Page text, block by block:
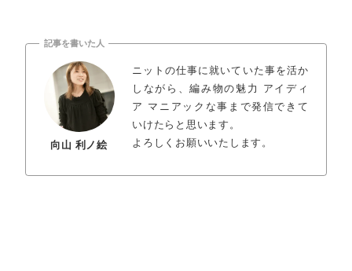
記事を書いた人
向山 利ノ絵
ニットの仕事に就いていた事を活か
しながら、編み物の魅力 アイディ
ア マニアックな事まで発信できて
いけたらと思います。
よろしくお願いいたします。